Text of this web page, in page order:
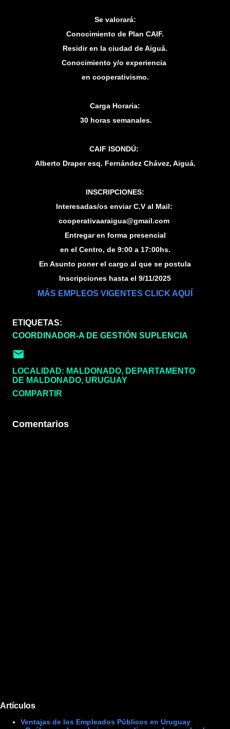
Se valorará:
Conocimiento de Plan CAIF.
Residir en la ciudad de Aiguá.
Conocimiento y/o experiencia
en cooperativismo.
Carga Horaria:
30 horas semanales.
CAIF ISONDÚ:
Alberto Draper esq. Fernández Chávez, Aiguá.
INSCRIPCIONES:
Interesadas/os enviar C.V al Mail:
cooperativaaraigua@gmail.com
Entregar en forma presencial
en el Centro, de 9:00 a 17:00hs.
En Asunto poner el cargo al que se postula
Inscripciones hasta el 9/11/2025
MÁS EMPLEOS VIGENTES CLICK AQUÍ
ETIQUETAS:
COORDINADOR-A DE GESTIÓN SUPLENCIA
LOCALIDAD: MALDONADO, DEPARTAMENTO
DE MALDONADO, URUGUAY
COMPARTIR
Comentarios
Artículos
Ventajas de los Empleados Públicos en Uruguay